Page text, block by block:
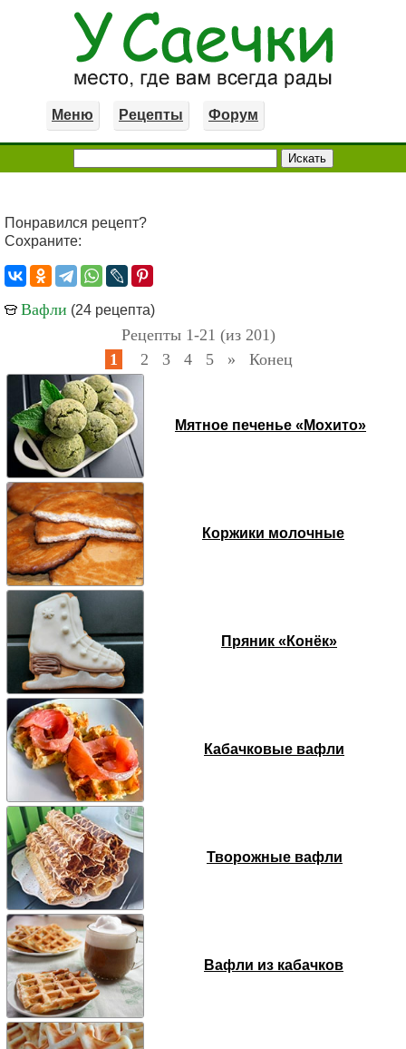
Меню Рецепты Форум
Понравился рецепт?
Сохраните:
Вафли (24 рецепта)
Рецепты 1-21 (из 201)
1
2 3 4 5 » Конец
Мятное печенье «Мохито»
Коржики молочные
Пряник «Конёк»
Кабачковые вафли
Творожные вафли
Вафли из кабачков